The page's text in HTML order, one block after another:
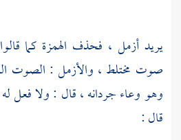
يريد أزمل ، فحذف الهمزة كما
صوت مختلط ، والأزمل : الصوت
وهو وعاء جردانه ، قال : ولا فعل
قال :